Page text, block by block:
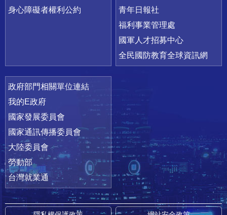
身心障礙者權利公約
青年日報社
福利事業管理處
國軍人才招募中心
全民國防教育全球資訊網
政府部門相關單位連結
我的E政府
國家發展委員會
國家通訊傳播委員會
大陸委員會
勞動部
台灣就業通